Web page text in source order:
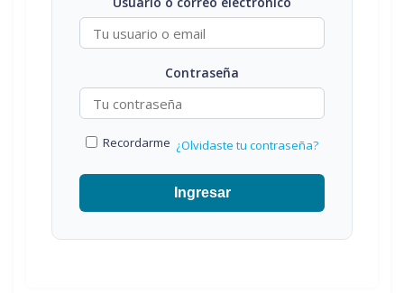
Contraseña
Recordarme ¿Olvidaste tu contraseña?
Ingresar